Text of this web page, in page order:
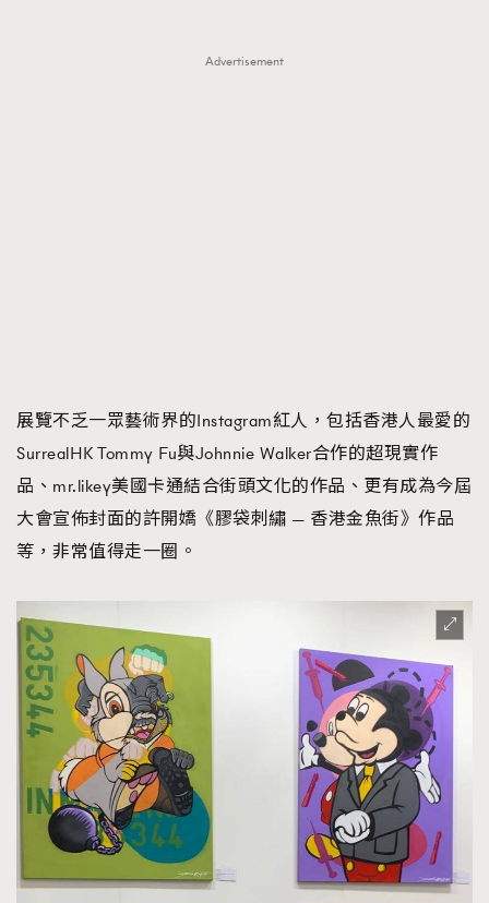
Advertisement
展覽不乏一眾藝術界的Instagram紅人，包括香港人最愛的
SurrealHK Tommy Fu與Johnnie Walker合作的超現實作
品、mr.likey美國卡通結合街頭文化的作品、更有成為今屆
大會宣佈封面的許開嬌《膠袋刺繡 — 香港金魚街》作品
等，非常值得走一圈。